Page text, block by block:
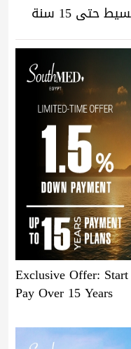
Exclusive Offer:
Pay Over 15 Years